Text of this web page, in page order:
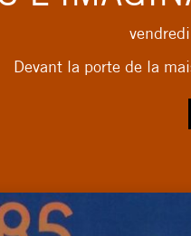
Devant la porte de la